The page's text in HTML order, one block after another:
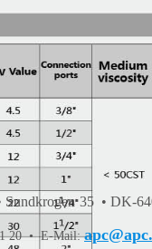
35 • DK-
20 •E-Mail: